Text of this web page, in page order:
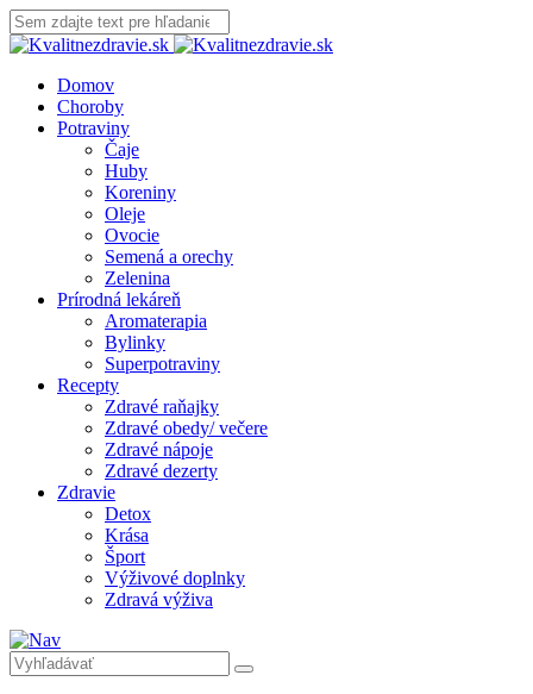
Domov
Choroby
Potraviny
Čaje
Huby
Koreniny
Oleje
Ovocie
Semená a orechy
Zelenina
Prírodná lekáreň
Aromaterapia
Bylinky
Superpotraviny
Recepty
Zdravé raňajky
Zdravé obedy/ večere
Zdravé nápoje
Zdravé dezerty
Zdravie
Detox
Krása
Šport
Výživové doplnky
Zdravá výživa